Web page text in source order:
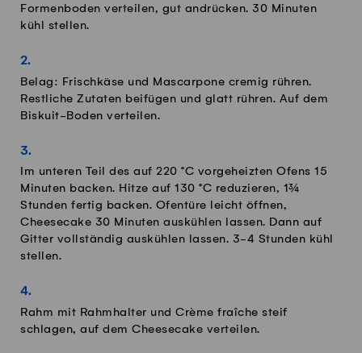
Formenboden verteilen, gut andrücken. 30 Minuten
kühl stellen.
Belag: Frischkäse und Mascarpone cremig rühren.
Restliche Zutaten beifügen und glatt rühren. Auf dem
Biskuit-Boden verteilen.
Im unteren Teil des auf 220 °C vorgeheizten Ofens 15
Minuten backen. Hitze auf 130 °C reduzieren, 1¾
Stunden fertig backen. Ofentüre leicht öffnen,
Cheesecake 30 Minuten auskühlen lassen. Dann auf
Gitter vollständig auskühlen lassen. 3-4 Stunden kühl
stellen.
Rahm mit Rahmhalter und Crème fraîche steif
schlagen, auf dem Cheesecake verteilen.